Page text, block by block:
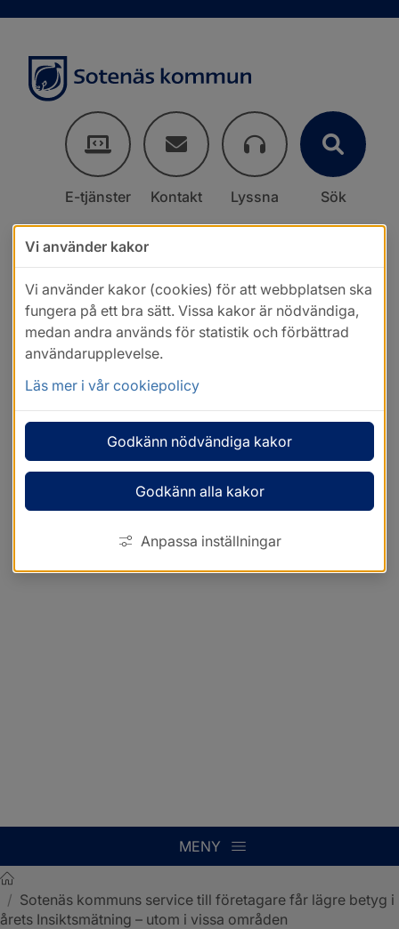
E-tjänster Kontakt Lyssna Sök
MENY
Sotenäs kommun
/ Sotenäs kommuns service till företagare får lägre betyg i
årets Insiktsmätning – utom i vissa områden
Vi använder kakor
Vi använder kakor (cookies) för att webbplatsen ska
fungera på ett bra sätt. Vissa kakor är nödvändiga,
medan andra används för statistik och förbättrad
användarupplevelse.
Läs mer i vår cookiepolicy
Godkänn nödvändiga kakor
Godkänn alla kakor
Anpassa inställningar